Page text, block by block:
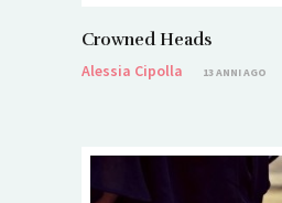
Crowned Heads
Alessia Cipolla
13 ANNI AGO